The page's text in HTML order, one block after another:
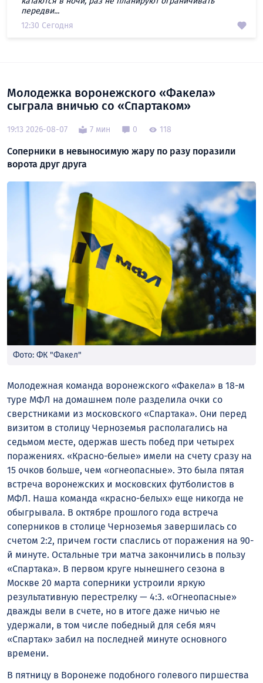
передви...
12:30 Сегодня
Молодежка воронежского «Факела»
сыграла вничью со «Спартаком»
19:13 2026-08-07 7 мин 0 118
Соперники в невыносимую жару по разу поразили
ворота друг друга
Фото: ФК "Факел"
Молодежная команда воронежского «Факела» в 18-м
туре МФЛ на домашнем поле разделила очки со
сверстниками из московского «Спартака». Они перед
визитом в столицу Черноземья располагались на
седьмом месте, одержав шесть побед при четырех
поражениях. «Красно-белые» имели на счету сразу на
15 очков больше, чем «огнеопасные». Это была пятая
встреча воронежских и московских футболистов в
МФЛ. Наша команда «красно-белых» еще никогда не
обыгрывала. В октябре прошлого года встреча
соперников в столице Черноземья завершилась со
счетом 2:2, причем гости спаслись от поражения на 90-
й минуте. Остальные три матча закончились в пользу
«Спартака». В первом круге нынешнего сезона в
Москве 20 марта соперники устроили яркую
результативную перестрелку — 4:3. «Огнеопасные»
дважды вели в счете, но в итоге даже ничью не
удержали, в том числе победный для себя мяч
«Спартак» забил на последней минуте основного
времени.
В пятницу в Воронеже подобного голевого пиршества